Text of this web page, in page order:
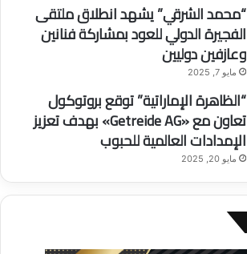
“محمد الشرقي” يشهد انطلاق ملتقى
الفجيرة الدولي للعود بمشاركة فنانين
وعازفين دوليين
مايو 7, 2025
“الظاهرة الإماراتية” توقع بروتوكول
تعاون مع «Getreide AG» بهدف تعزيز
الإمدادات العالمية للحبوب
مايو 20, 2025